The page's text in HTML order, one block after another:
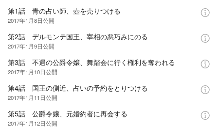
第1話 青の占い師、壺を売りつける
2017年1月8日公開
第2話 デルモンテ国王、宰相の悪巧みにのる
2017年1月9日公開
第3話 不遇の公爵令嬢、舞踏会に行く権利を奪われる
2017年1月10日公開
第4話 国王の側近、占いの予約をとりつける
2017年1月11日公開
第5話 公爵令嬢、元婚約者に再会する
2017年1月12日公開